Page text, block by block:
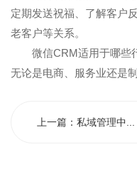
定期发送祝福、了解客户
老客户等关系。
微信CRM适用于哪些
无论是电商、服务业还是
上一篇： 私域管理中...